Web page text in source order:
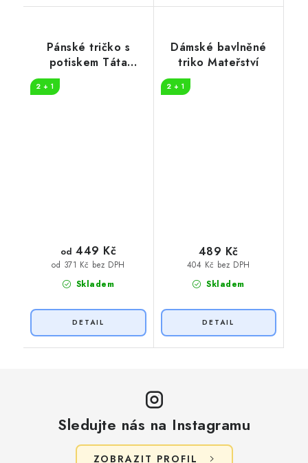
Pánské tričko s
potiskem Táta
limitovaná edice
2 + 1
Skladem
od 371 Kč bez DPH
od 449 Kč
Dámské bavlněné
triko Mateřství
2 + 1
Skladem
404 Kč bez DPH
489 Kč
Sledujte nás na Instagramu
ZOBRAZIT PROFIL